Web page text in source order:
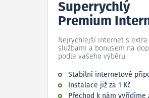
Superrychlý
Premium
Nejrychlejší internet s extra
službami a bonusem na
podle vašeho výběru.
Stabilní internetové
Instalace již za 1 Kč
Přechod k nám vyřídíme